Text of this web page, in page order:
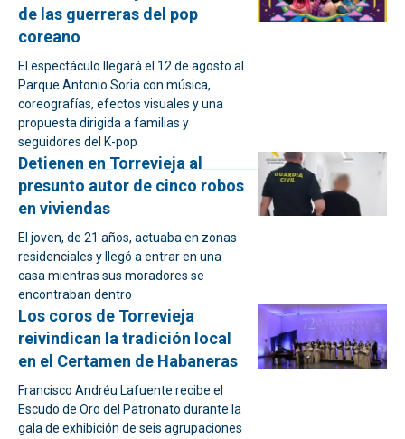
de las guerreras del pop
coreano
El espectáculo llegará el 12 de agosto al
Parque Antonio Soria con música,
coreografías, efectos visuales y una
propuesta dirigida a familias y
seguidores del K-pop
Detienen en Torrevieja al
presunto autor de cinco robos
en viviendas
El joven, de 21 años, actuaba en zonas
residenciales y llegó a entrar en una
casa mientras sus moradores se
encontraban dentro
Los coros de Torrevieja
reivindican la tradición local
en el Certamen de Habaneras
Francisco Andréu Lafuente recibe el
Escudo de Oro del Patronato durante la
gala de exhibición de seis agrupaciones